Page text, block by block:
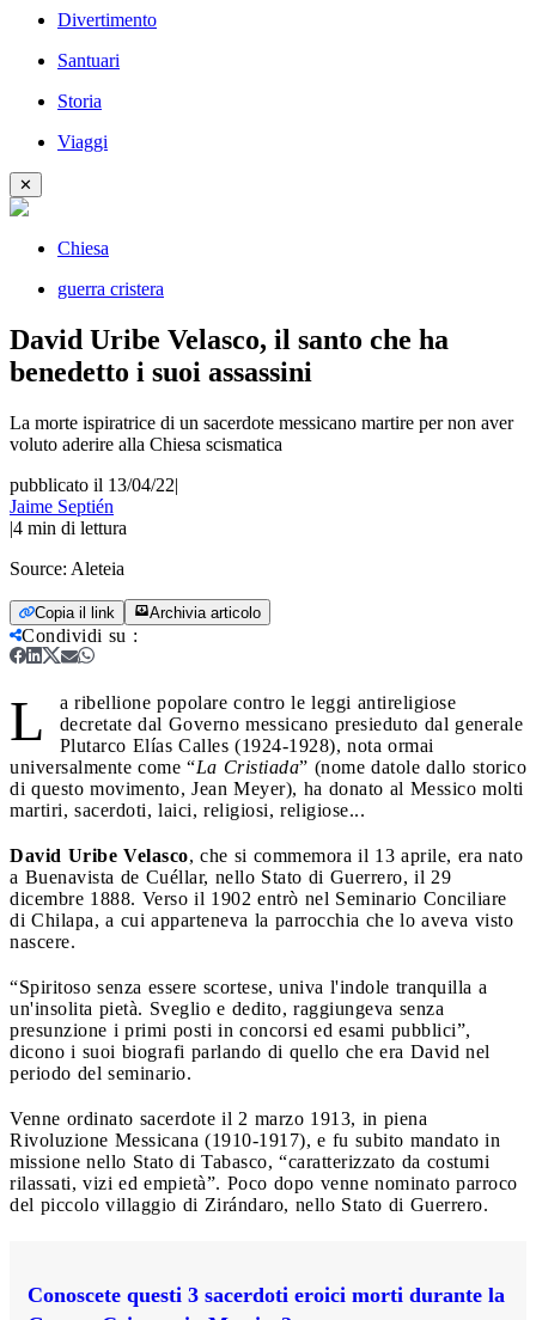
Divertimento
Santuari
Storia
Viaggi
✕
Chiesa
guerra cristera
David Uribe Velasco, il santo che ha
benedetto i suoi assassini
La morte ispiratrice di un sacerdote messicano martire per non aver
voluto aderire alla Chiesa scismatica
pubblicato il 13/04/22|
Jaime Septién
|4 min di lettura
Source: Aleteia
Copia il link Archivia articolo
Condividi su :
L
a ribellione popolare contro le leggi antireligiose
decretate dal Governo messicano presieduto dal generale
Plutarco Elías Calles (1924-1928), nota ormai
universalmente come “La Cristiada” (nome datole dallo storico
di questo movimento, Jean Meyer), ha donato al Messico molti
martiri, sacerdoti, laici, religiosi, religiose...
David Uribe Velasco, che si commemora il 13 aprile, era nato
a Buenavista de Cuéllar, nello Stato di Guerrero, il 29
dicembre 1888. Verso il 1902 entrò nel Seminario Conciliare
di Chilapa, a cui apparteneva la parrocchia che lo aveva visto
nascere.
“Spiritoso senza essere scortese, univa l'indole tranquilla a
un'insolita pietà. Sveglio e dedito, raggiungeva senza
presunzione i primi posti in concorsi ed esami pubblici”,
dicono i suoi biografi parlando di quello che era David nel
periodo del seminario.
Venne ordinato sacerdote il 2 marzo 1913, in piena
Rivoluzione Messicana (1910-1917), e fu subito mandato in
missione nello Stato di Tabasco, “caratterizzato da costumi
rilassati, vizi ed empietà”. Poco dopo venne nominato parroco
del piccolo villaggio di Zirándaro, nello Stato di Guerrero.
Conoscete questi 3 sacerdoti eroici morti durante la